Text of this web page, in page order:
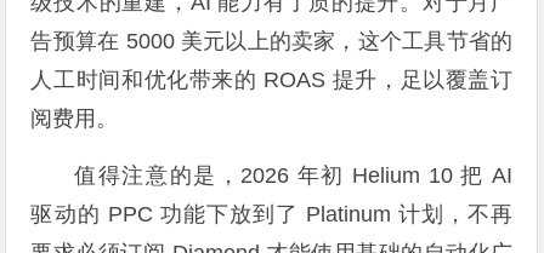
告预算在 5000 美元以上的卖家，这个工具节省的
人工时间和优化带来的 ROAS 提升，足以覆盖订
阅费用。
值得注意的是，2026 年初 Helium 10 把 AI
驱动的 PPC 功能下放到了 Platinum 计划，不再